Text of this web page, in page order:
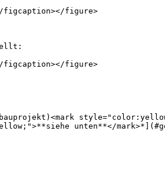
figcaption></figure>
figcaption></figure>
unten**</